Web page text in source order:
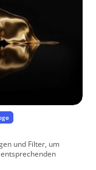
und Filter, um